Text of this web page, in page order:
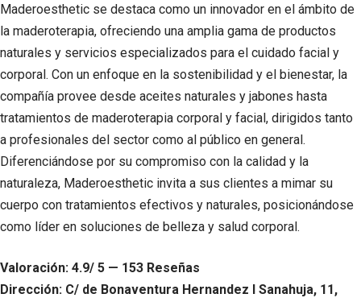
Maderoesthetic se destaca como un innovador en el ámbito de
la maderoterapia, ofreciendo una amplia gama de productos
naturales y servicios especializados para el cuidado facial y
corporal. Con un enfoque en la sostenibilidad y el bienestar, la
compañía provee desde aceites naturales y jabones hasta
tratamientos de maderoterapia corporal y facial, dirigidos tanto
a profesionales del sector como al público en general.
Diferenciándose por su compromiso con la calidad y la
naturaleza, Maderoesthetic invita a sus clientes a mimar su
cuerpo con tratamientos efectivos y naturales, posicionándose
como líder en soluciones de belleza y salud corporal.
Valoración: 4.9/ 5 — 153 Reseñas
Dirección: C/ de Bonaventura Hernandez I Sanahuja, 11,